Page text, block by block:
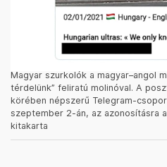
Magyar szurkolók a magyar–angol
térdelünk” feliratú molinóval. A
körében népszerű Telegram-
szeptember 2-án, az azonosításra
kitakarta